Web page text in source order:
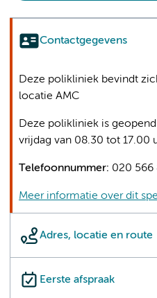
Contactgegevens
Adres, locatie en route
Eerste afspraak
Deze polikliniek bevindt
locatie AMC
Deze polikliniek is
vrijdag van 08.30 tot 17.00
Telefoonnummer: 020 566
Meer informatie over dit